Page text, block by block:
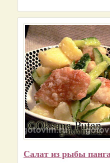
Салат из рыбы